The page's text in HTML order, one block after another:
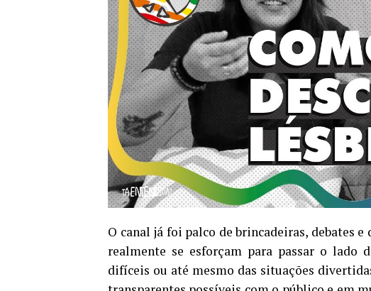
O canal já foi palco de brincadeiras, debates
realmente se esforçam para passar o lado
difíceis ou até mesmo das situações